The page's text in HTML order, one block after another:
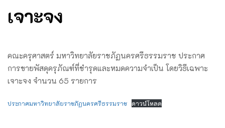
เจาะจง
คณะครุศาสตร์ มหาวิทยาลัยราชภัฏนครศรีธรรมราช ประกาศ
การขายพัสดุครุภัณฑ์ที่ชำรุดและหมดความจำเป็น โดยวิธีเฉพาะ
เจาะจง จํานวน 65 รายการ
ประกาศมหาวิทยาลัยราชภัฏนครศรีธรรมราช ดาวน์โหลด